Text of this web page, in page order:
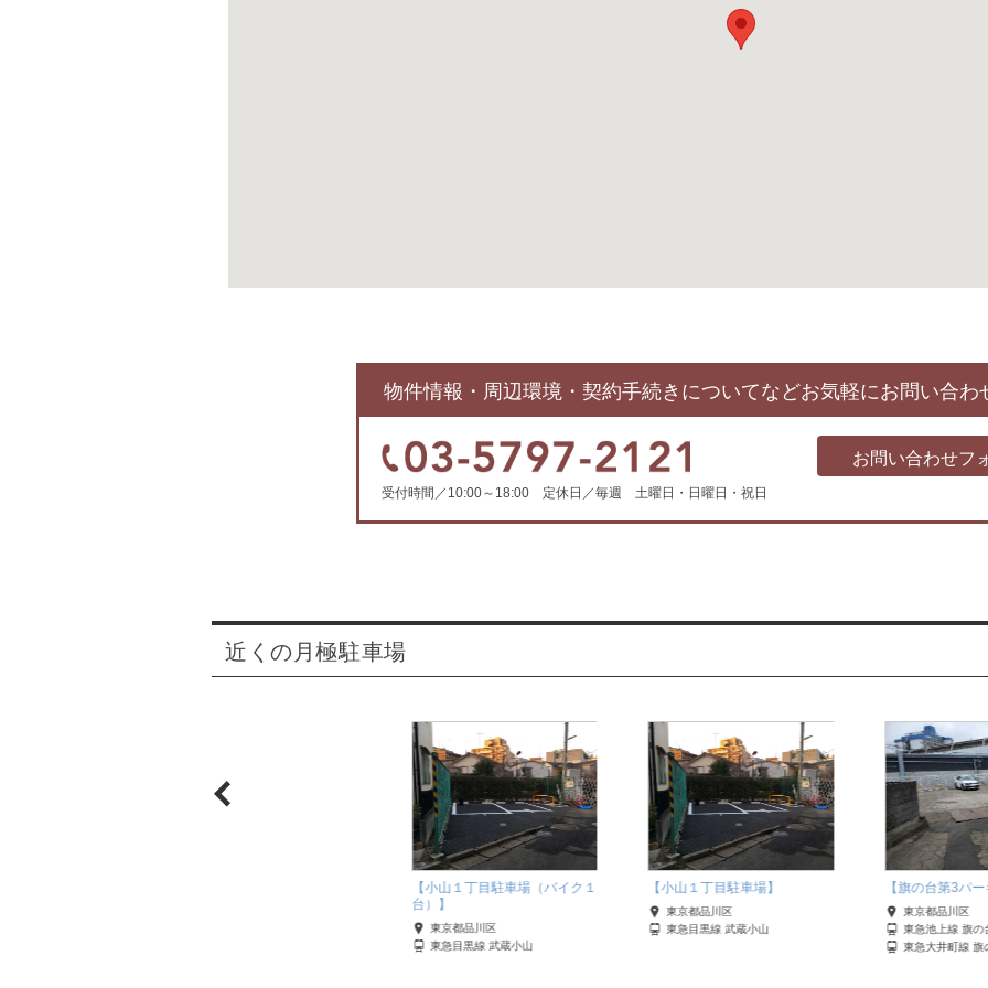
物件情報・周辺環境・契約手続きについてなどお気軽にお問い合わ
受付時間／10:00～18:00 定休日／毎週 土曜日・日曜日・祝日
お問い合わせフ
近くの月極駐車場
【小山１丁目駐車場（バイク１
台）】
東京都品川区
東急目黒線 武蔵小山
【小山１丁目駐車場】
東京都品川区
東急目黒線 武蔵小山
【旗の台第3パー
東京都品川区
東急池上線 旗の
東急大井町線 旗